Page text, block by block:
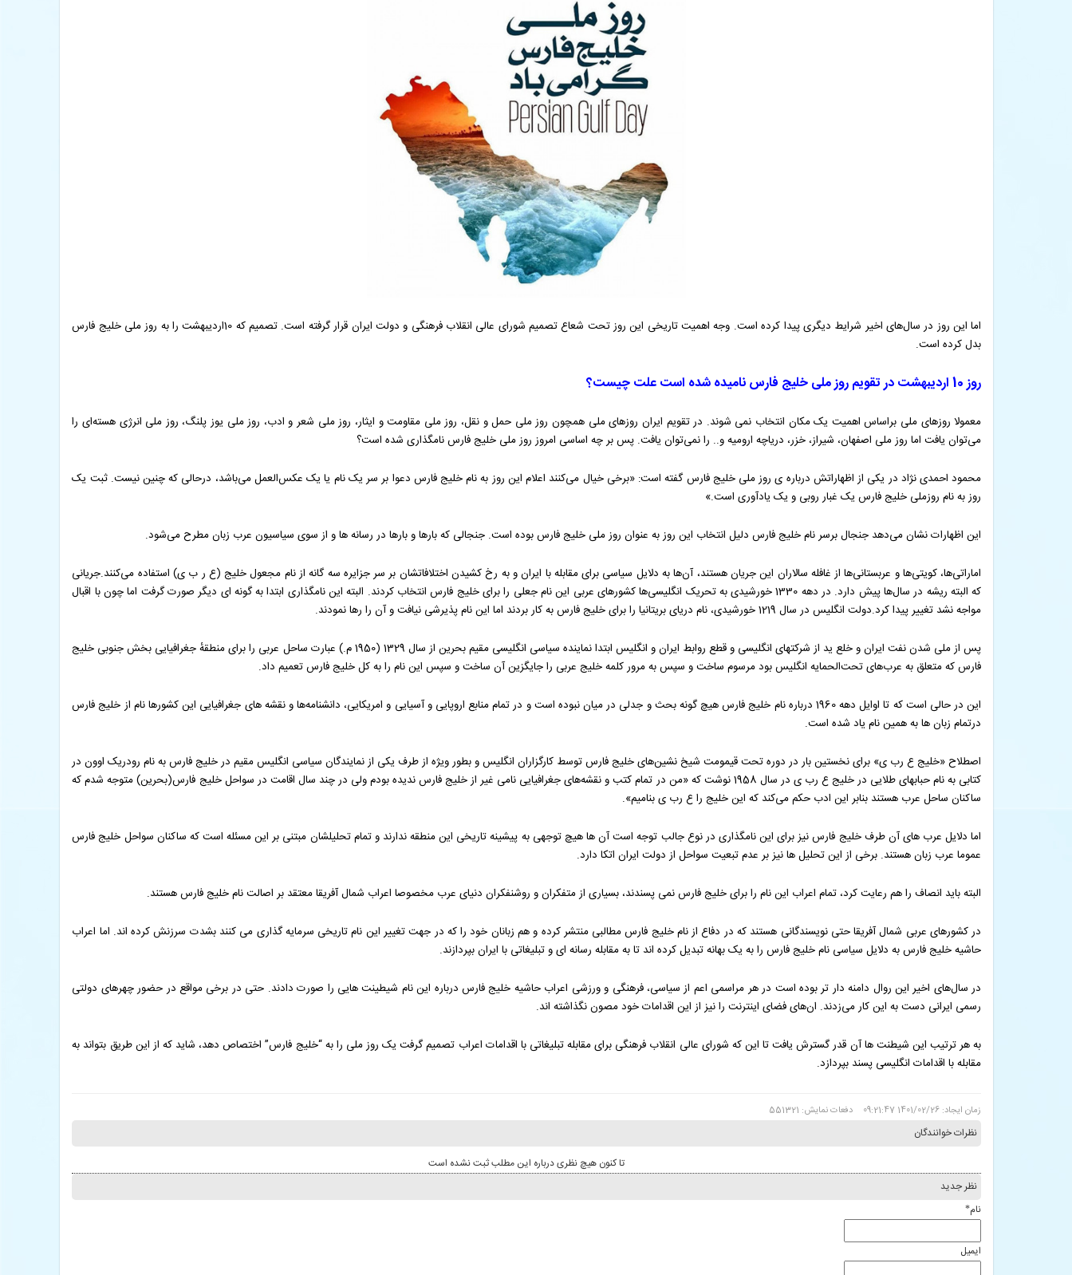
اما این روز در سال‌های اخیر شرایط دیگری پیدا کرده است. وجه اهمیت تاریخی این روز تحت شعاع تصمیم شورای عالی انقلاب فرهنگی و دولت ایران قرار گرفته است. تصمیم که 10اردیبهشت را به روز ملی خلیج فارس
بدل کرده است.
روز 10 اردیبهشت در تقویم روز ملی خلیج فارس نامیده شده است علت چیست؟
معمولا روزهای ملی براساس اهمیت یک مکان انتخاب نمی شوند. در تقویم ایران روزهای ملی همچون روز ملی حمل و نقل، روز ملی مقاومت و ایثار، روز ملی شعر و ادب، روز ملی یوز پلنگ، روز ملی انرژی هسته‌ای را
می‌توان یافت اما روز ملی اصفهان، شیراز، خزر، دریاچه ارومیه و.. را نمی‌توان یافت. پس بر چه اساسی امروز روز ملی خلیج فارس نامگذاری شده است؟
محمود احمدی نژاد در یکی از اظهاراتش درباره ی روز ملی خلیج فارس گفته است: «برخی خیال می‌کنند اعلام این روز به نام خلیج فارس دعوا بر سر یک نام یا یک عکس‌العمل می‌باشد، درحالی که چنین نیست. ثبت یک
روز به نام روزملی خلیج فارس یک غبار روبی و یک یادآوری است.»
این اظهارات نشان می‌دهد جنجال برسر نام خلیج فارس دلیل انتخاب این روز به عنوان روز ملی خلیج فارس بوده است. جنجالی که بارها و بارها در رسانه ها و از سوی سیاسیون عرب زبان مطرح می‌شود.
اماراتی‌ها، کویتی‌ها و عربستانی‌ها از غافله سالاران این جریان هستند، آن‌ها به دلایل سیاسی برای مقابله با ایران و به رخ کشیدن اختلافاتشان بر سر جزایره سه گانه از نام مجعول خلیج (ع ر ب ی) استفاده می‌کنند.جریانی
که البته ریشه در سال‌ها پیش دارد. در دهه 1330 خورشیدی به تحریک انگلیسی‌ها کشورهای عربی این نام جعلی را برای خلیج فارس انتخاب کردند. البته این نامگذاری ابتدا به گونه ای دیگر صورت گرفت اما چون با اقبال
مواجه نشد تغییر پیدا کرد.دولت انگلیس در سال 1219 خورشیدی، نام دریای بریتانیا را برای خلیج فارس به کار بردند اما این نام پذیرشی نیافت و آن را رها نمودند.
پس از ملی شدن نفت ایران و خلع ید از شرکتهای انگلیسی و قطع روابط ایران و انگلیس ابتدا نماینده سیاسی انگلیسی مقیم بحرین از سال 1329 (1950 م.) عبارت ساحل عربی را برای منطقهٔ جغرافیایی بخش جنوبی خلیج
فارس که متعلق به عرب‌های تحت‌الحمایه انگلیس بود مرسوم ساخت و سپس به مرور کلمه خلیج عربی را جایگزین آن ساخت و سپس این نام را به کل خلیج فارس تعمیم داد.
این در حالی است که تا اوایل دهه 1960 درباره نام خلیج فارس هیچ گونه بحث و جدلی در میان نبوده است و در تمام منابع اروپایی و آسیایی و امریکایی، دانشنامه‌ها و نقشه های جغرافیایی این کشورها نام از خلیج فارس
درتمام زبان ها به همین نام یاد شده است.
اصطلاح «خلیج ع رب ی» برای نخستین بار در دوره تحت قیمومت شیخ نشین‌های خلیج فارس توسط کارگزاران انگلیس و بطور ویژه از طرف یکی از نمایندگان سیاسی انگلیس مقیم در خلیج فارس به نام رودریک اوون در
کتابی به نام حبابهای طلایی در خلیج ع رب ی در سال 1958 نوشت که «من در تمام کتب و نقشه‌های جغرافیایی نامی غیر از خلیج فارس ندیده بودم ولی در چند سال اقامت در سواحل خلیج فارس(بحرین) متوجه شدم که
ساکنان ساحل عرب هستند بنابر این ادب حکم می‌کند که این خلیج را ع رب ی بنامیم».
اما دلایل عرب های آن طرف خلیج فارس نیز برای این نامگذاری در نوع جالب توجه است آن ها هیچ توجهی به پیشینه تاریخی این منطقه ندارند و تمام تحلیلشان مبتنی بر این مسئله است که ساکنان سواحل خلیج فارس
عموما عرب زبان هستند. برخی از این تحلیل ها نیز بر عدم تبعیت سواحل از دولت ایران اتکا دارد.
البته باید انصاف را هم رعایت کرد، تمام اعراب این نام را برای خلیج فارس نمی پسندند، بسیاری از متفکران و روشنفکران دنیای عرب مخصوصا اعراب شمال آفریقا معتقد بر اصالت نام خلیج فارس هستند.
در کشورهای عربی شمال آفریقا حتی نویسندگانی هستند که در دفاع از نام خلیج فارس مطالبی منتشر کرده و هم زبانان خود را که در جهت تغییر این نام تاریخی سرمایه گذاری می کنند بشدت سرزنش کرده اند. اما اعراب
حاشیه خلیج فارس به دلایل سیاسی نام خلیج فارس را به یک بهانه تبدیل کرده اند تا به مقابله رسانه ای و تبلیغاتی با ایران بپردازند.
در سال‌های اخیر این روال دامنه دار تر بوده است در هر مراسمی اعم از سیاسی، فرهنگی و ورزشی اعراب حاشیه خلیج فارس درباره این نام شیطینت هایی را صورت دادند. حتی در برخی مواقع در حضور چهرهای دولتی
رسمی ایرانی دست به این کار می‌زدند. ان‌های فضای اینترنت را نیز از این اقدامات خود مصون نگذاشته اند.
به هر ترتیب این شیطنت ها آن قدر گسترش یافت تا این که شورای عالی انقلاب فرهنگی برای مقابله تبلیغاتی با اقدامات اعراب تصمیم گرفت یک روز ملی را به “خلیج فارس” اختصاص دهد، شاید که از این طریق بتواند به
مقابله با اقدامات انگلیسی پسند بپردازد.
زمان ایجاد: 1401/02/26 09:21:47 دفعات نمایش: 551321
نظرات خوانندگان
تا کنون هیچ نظری درباره این مطلب ثبت نشده است
نظر جدید
نام*
ایمیل